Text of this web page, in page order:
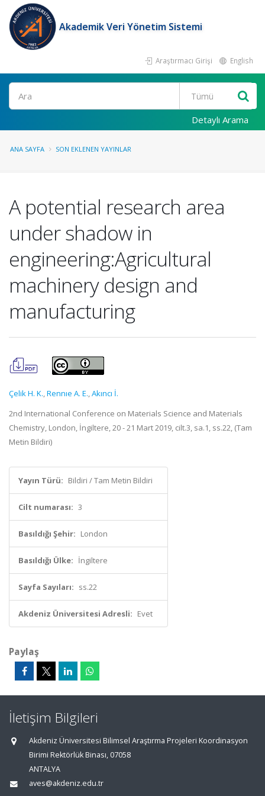
Akademik Veri Yönetim Sistemi
Araştırmacı Girişi English
Ara
Detaylı Arama
ANA SAYFA SON EKLENEN YAYINLAR
A potential research area
under shadow in
engineering:Agricultural
machinery design and
manufacturing
Çelik H. K.,Rennıe A. E.,Akıncı İ.
2nd International Conference on Materials Science and Materials
Chemistry, London, İngiltere, 20 - 21 Mart 2019, cilt.3, sa.1, ss.22, (Tam
Metin Bildiri)
Yayın Türü: Bildiri / Tam Metin Bildiri
Cilt numarası: 3
Basıldığı Şehir: London
Basıldığı Ülke: İngiltere
Sayfa Sayıları: ss.22
Akdeniz Üniversitesi Adresli: Evet
Paylaş
İletişim Bilgileri
Akdeniz Üniversitesi Bilimsel Araştırma Projeleri Koordinasyon
Birimi Rektörlük Binası, 07058
ANTALYA
aves@akdeniz.edu.tr